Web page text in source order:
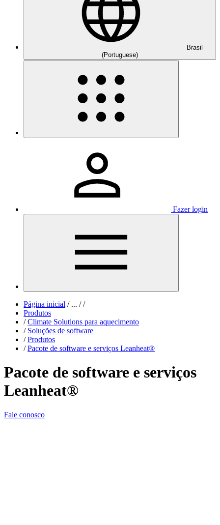
Brasil
(Portuguese)
Fazer login
Página inicial /... / /
Produtos
/ Climate Solutions para aquecimento
/ Soluções de software
/ Produtos
/ Pacote de software e serviços Leanheat®
Pacote de software e serviços
Leanheat®
Fale conosco